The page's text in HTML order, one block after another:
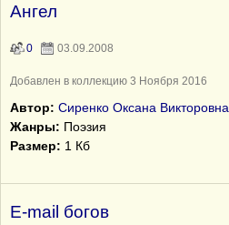
Ангел
0 03.09.2008
Добавлен в коллекцию 3 Ноября 2016
Автор: Сиренко Оксана Викторовна
Жанры: Поэзия
Размер: 1 Кб
E-mail богов